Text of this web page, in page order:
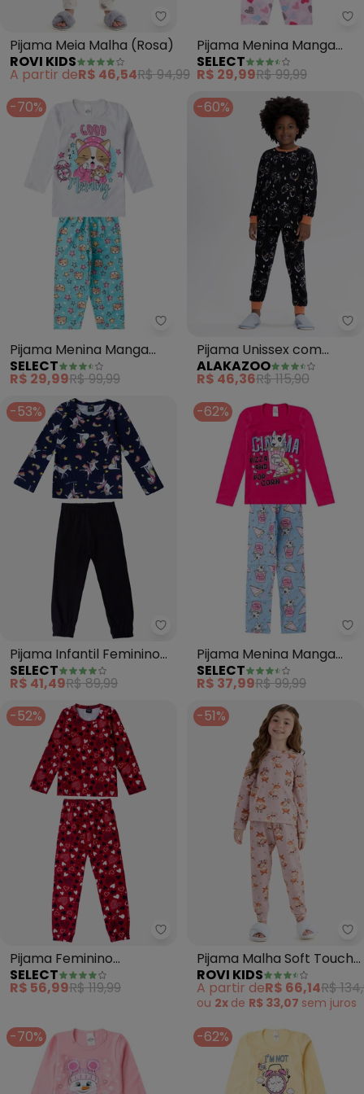
Rovi Kids - Pijama Meia Malha
Pijama Meia Malha (Rosa)
ROVI KIDS
A partir deR$ 46,54R$ 94,99
Pijama Menina Manga
Longa Meia Malha (Azul)
SELECT
R$ 29,99R$ 99,99
-70%
Select - Pijama Menina Manga
Pijama Menina Manga
Longa Meia Malha
(Branco)
SELECT
R$ 29,99R$ 99,99
-60%
Pijama Unissex com
Calça e Camiseta (Preto)
ALAKAZOO
R$ 46,36R$ 115,90
-53%
Select - Pijama Infantil
Pijama Infantil Feminino
(Preto)
SELECT
R$ 41,49R$ 89,99
-62%
Pijama Menina Manga
Longa Meia Malha (Rosa)
SELECT
R$ 37,99R$ 99,99
-52%
Select - Pijama Feminino
Pijama Feminino
Estapado (Vermelho)
SELECT
R$ 56,99R$ 119,99
-51%
Pijama Malha Soft Touch
(Rosa)
ROVI KIDS
A partir deR$ 66,14R$
ou 2x de R$ 33,07 sem juros
-70% -62%